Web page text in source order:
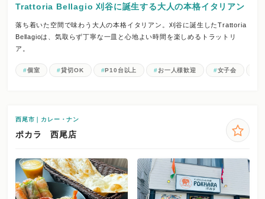
Trattoria Bellagio 刈谷に誕生する大人の本格イタリアン
落ち着いた空間で味わう大人の本格イタリアン。刈谷に誕生したTrattoria
Bellagioは、気取らず丁寧な一皿と心地よい時間を楽しめるトラットリ
ア。
個室 貸切OK P10台以上 お一人様歓迎 女子会
西尾市｜カレー・ナン
ポカラ 西尾店